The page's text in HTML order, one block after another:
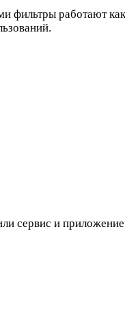
фильтры работают
сервис и